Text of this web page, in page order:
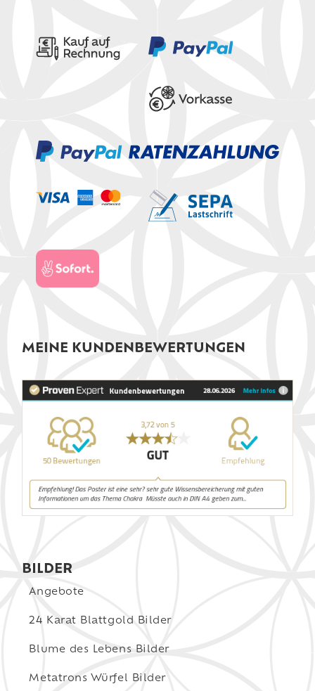
MEINE KUNDENBEWERTUNGEN
BILDER
Angebote
24 Karat Blattgold Bilder
Blume des Lebens Bilder
Metatrons Würfel Bilder